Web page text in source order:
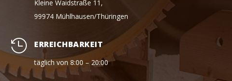
Kleine Waidstraße 11,
99974 Mühlhausen/Thüringen
 ERREICHBARKEIT
täglich von 8:00 – 20:00